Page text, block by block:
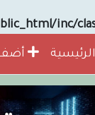
inc/
الرئيسية